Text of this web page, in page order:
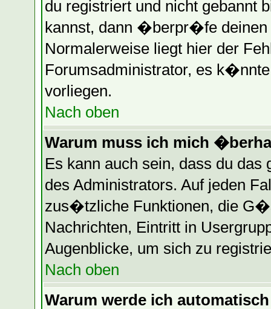
du registriert und nicht gebannt
kannst, dann �berpr�fe deinen
Normalerweise liegt hier der
Forumsadministrator, es
vorliegen.
Nach oben
Warum muss ich mich
Es kann auch sein, dass du
des Administrators. Auf jeden
zus�tzliche Funktionen, die
Nachrichten, Eintritt in
Augenblicke, um sich zu
Nach oben
Warum werde ich